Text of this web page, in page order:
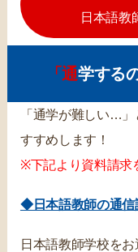
日本語教
「通学
「通学が難しい…」
すすめします！
※下記より資料請求
◆日本語教師の通
日本語教師学校を